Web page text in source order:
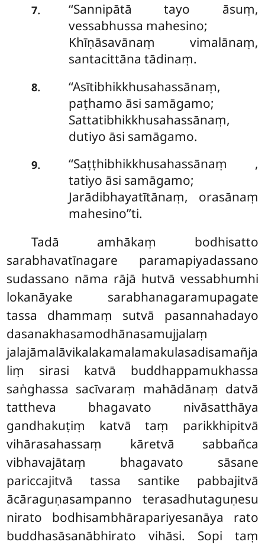
7.
‘‘Sannipātā tayo āsuṃ,
vessabhussa mahesino;
Khīṇāsavānaṃ vimalānaṃ,
santacittāna tādinaṃ.
8.
‘‘Asītibhikkhusahassānaṃ,
paṭhamo āsi samāgamo;
Sattatibhikkhusahassānaṃ,
dutiyo āsi samāgamo.
9. ‘‘Saṭṭhibhikkhusahassānaṃ ,
tatiyo āsi samāgamo;
Jarādibhayatītānaṃ, orasānaṃ
mahesino’’ti.
Tadā amhākaṃ bodhisatto
sarabhavatīnagare paramapiyadassano
sudassano nāma rājā hutvā vessabhumhi
lokanāyake sarabhanagaramupagate
tassa dhammaṃ sutvā pasannahadayo
dasanakhasamodhānasamujjalaṃ
jalajāmalāvikalakamalamakulasadisamañja
liṃ sirasi katvā buddhappamukhassa
saṅghassa sacīvaraṃ mahādānaṃ datvā
tattheva bhagavato nivāsatthāya
gandhakuṭiṃ katvā taṃ parikkhipitvā
vihārasahassaṃ kāretvā sabbañca
vibhavajātaṃ bhagavato sāsane
pariccajitvā tassa santike pabbajitvā
ācāraguṇasampanno terasadhutaguṇesu
nirato bodhisambhārapariyesanāya rato
buddhasāsanābhirato vihāsi. Sopi taṃ